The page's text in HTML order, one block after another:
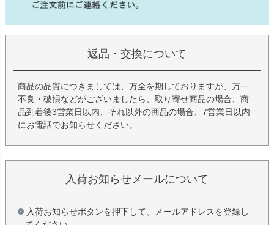
返品・交換について
商品の品質につきましては、万全を期しておりますが、万一
不良・破損などがございましたら、取り寄せ商品の場合、商
品到着後3営業日以内、それ以外の商品の場合、7営業日以内
にお電話でお知らせください。
入荷お知らせメールについて
入荷お知らせボタンを押下して、メールアドレスを登録し